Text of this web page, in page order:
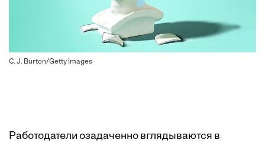
C. J. Burton/Getty Images
Работодатели озадаченно вглядываются в